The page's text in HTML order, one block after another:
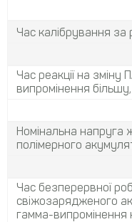
Час калібрування
Час реакції на зміну
випромінення
Номінальна напруга
полімерного
Час безперервної
свіжозарядженого
гамма-випромінення